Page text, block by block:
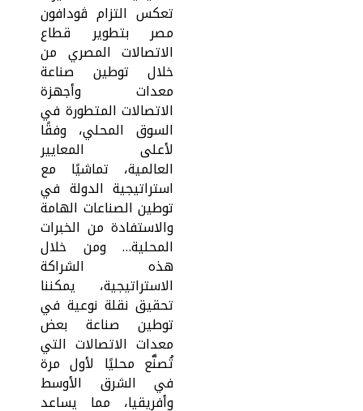
تعكس التزام ڤودافون
مصر بتطوير قطاع
الاتصالات المصري من
خلال توطين صناعة
معدات وأجهزة
الاتصالات المتطورة في
السوق المحلي، وفقًا
لأعلى المعايير
العالمية، تماشيًا مع
استراتيجية الدولة في
توطين الصناعات الهامة
والاستفادة من الخبرات
المحلية… ومن خلال
هذه الشراكة
الاستراتيجية، يمكننا
تحقيق نقلة نوعية في
توطين صناعة بعض
معدات الاتصالات التي
تُصنَّع محليًا لأول مرة
في الشرق الأوسط
وأفريقيا، مما يساعد